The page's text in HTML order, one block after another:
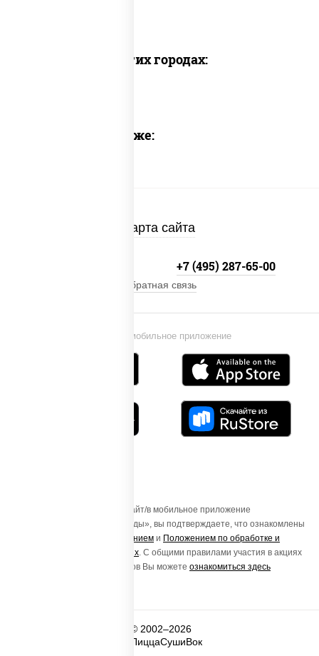
Доставка в других городах:
Предлагаем также:
Карта сайта
Установи мобильное приложение
+7 (495) 287-65-00
Обратная связь
Осуществляя вход на этот Сайт/в мобильное приложение
«ПиццаСушиВок - доставка еды», вы подтверждаете, что ознакомлены
Пользовательским соглашением и Положением по обработке и
защите персональных данных. С общими правилами участия в акциях
и порядке получения подарков Вы можете ознакомиться здесь
© 2002–2026
ПиццаСушиВок